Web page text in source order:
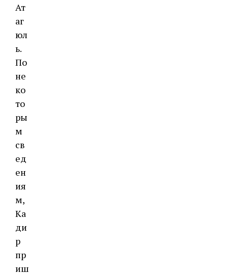
Ат
аг
юл
ь.
По
не
ко
то
ры
м
св
ед
ен
ия
м,
Ка
ди
р
пр
иш